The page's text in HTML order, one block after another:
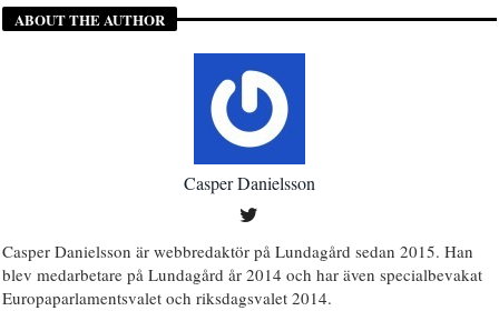
ABOUT THE AUTHOR
Casper Danielsson
Casper Danielsson är webbredaktör på Lundagård sedan 2015. Han
blev medarbetare på Lundagård år 2014 och har även specialbevakat
Europaparlamentsvalet och riksdagsvalet 2014.